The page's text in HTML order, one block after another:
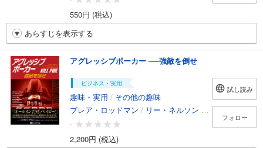
550円 (税込)
あらすじを表示する
アグレッシブポーカー ──強敵を倒せ
ビジネス・実用
趣味・実用 / その他の趣味
ブレア・ロッドマン / リー・ネルソン
スティーブン・
-
2,200円 (税込)
試し読み
フォロー